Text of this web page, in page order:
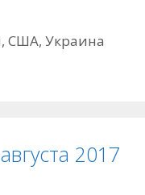
,США,Украина
2017